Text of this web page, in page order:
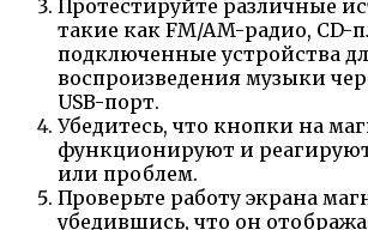
Протестируйте различные
такие как FM/AM-радио, CD-
подключенные устройства
воспроизведения музыки
USB-порт.
Убедитесь, что кнопки на
функционируют и
или проблем.
Проверьте работу экрана
убедившись, что он